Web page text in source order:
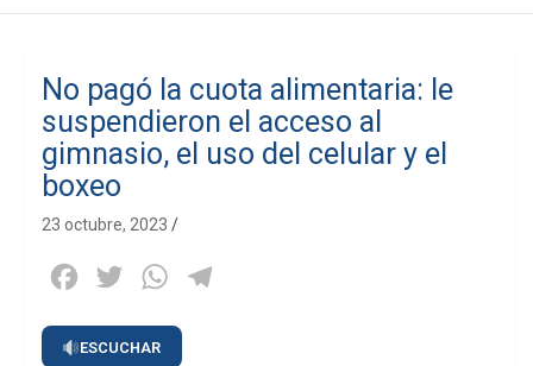
No pagó la cuota alimentaria: le
suspendieron el acceso al
gimnasio, el uso del celular y el
boxeo
23 octubre, 2023
Facebook
Twitter WhatsApp
ESCUCHAR